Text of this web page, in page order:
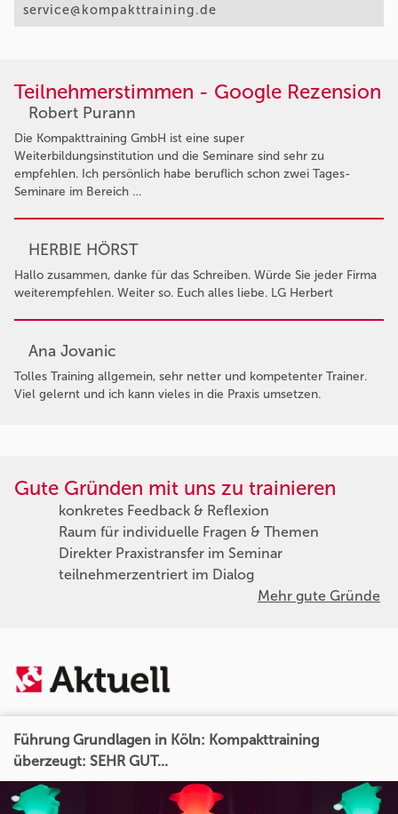
service@kompakttraining.de
Teilnehmerstimmen - Google Rezension
Robert Purann
Die Kompakttraining GmbH ist eine super
Weiterbildungsinstitution und die Seminare sind sehr zu
empfehlen. Ich persönlich habe beruflich schon zwei Tages-
Seminare im Bereich …
HERBIE HÖRST
Hallo zusammen, danke für das Schreiben. Würde Sie jeder Firma
weiterempfehlen. Weiter so. Euch alles liebe. LG Herbert
Ana Jovanic
Tolles Training allgemein, sehr netter und kompetenter Trainer.
Viel gelernt und ich kann vieles in die Praxis umsetzen.
Gute Gründen mit uns zu trainieren
konkretes Feedback & Reflexion
Raum für individuelle Fragen & Themen
Direkter Praxistransfer im Seminar
teilnehmerzentriert im Dialog
Mehr gute Gründe
Führung Grundlagen in Köln: Kompakttraining
überzeugt: SEHR GUT...